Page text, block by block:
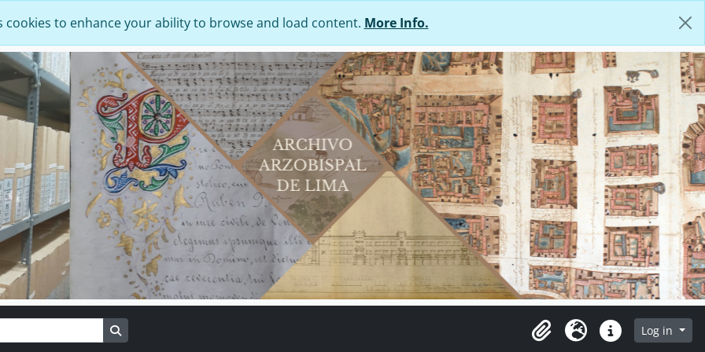
cookies to enhance your ability to browse and load content. More Info.
Search in browse page
ClipboardLanguageQuick linksLog in